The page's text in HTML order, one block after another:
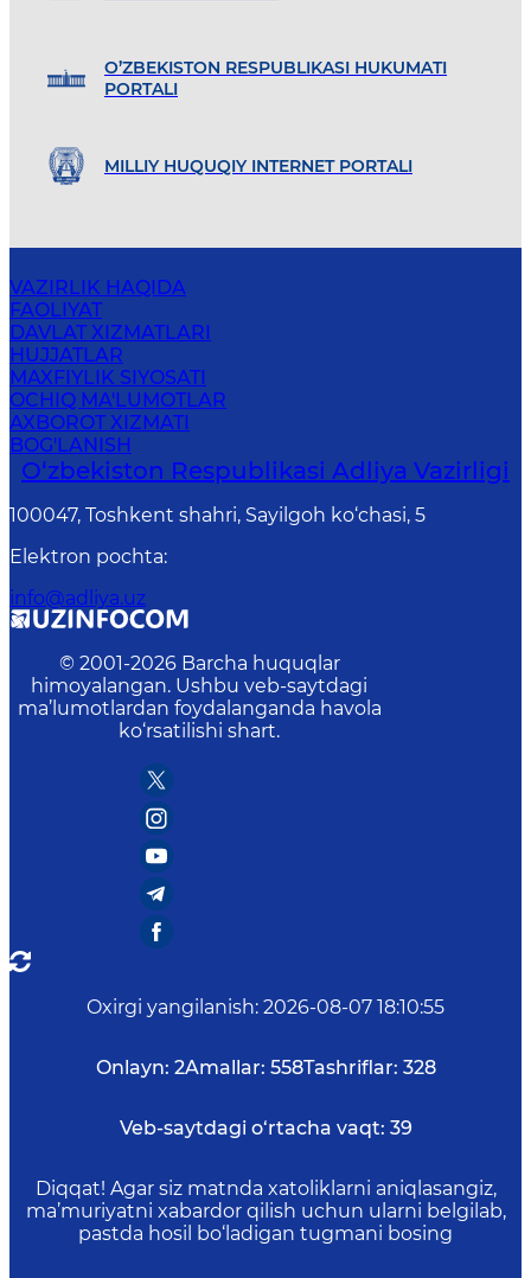
O’ZBEKISTON RESPUBLIKASI HUKUMATI
PORTALI
MILLIY HUQUQIY INTERNET PORTALI
VAZIRLIK HAQIDA
FAOLIYAT
DAVLAT XIZMATLARI
HUJJATLAR
MAXFIYLIK SIYOSATI
OCHIQ MA'LUMOTLAR
AXBOROT XIZMATI
BOG'LANISH
O‘zbekiston Respublikasi Adliya Vazirligi
100047, Toshkent shahri, Sayilgoh ko‘chasi, 5
Elektron pochta:
info@adliya.uz
© 2001-2026 Barcha huquqlar
himoyalangan. Ushbu veb-saytdagi
ma’lumotlardan foydalanganda havola
ko‘rsatilishi shart.
Oxirgi yangilanish: 2026-08-07 18:10:55
Onlayn: 2Amallar: 558Tashriflar: 328
Veb-saytdagi o‘rtacha vaqt: 39
Diqqat! Agar siz matnda xatoliklarni aniqlasangiz,
ma’muriyatni xabardor qilish uchun ularni belgilab,
pastda hosil bo‘ladigan tugmani bosing